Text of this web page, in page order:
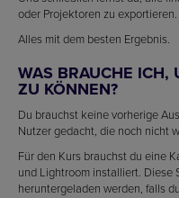
oder Projektoren zu exportieren.
Alles mit dem besten Ergebnis.
WAS BRAUCHE ICH,
ZU KÖNNEN?
Du brauchst keine vorherige
Nutzer gedacht, die noch nicht
Für den Kurs brauchst du eine
und Lightroom installiert. Diese
heruntergeladen werden, falls